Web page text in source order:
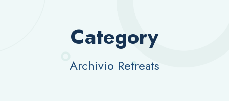
Category
Archivio Retreats